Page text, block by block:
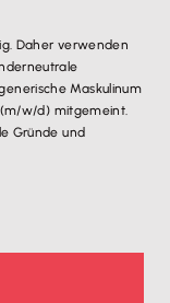
Daher verwenden
Maskulinum
(m/w/d) mitgemeint.
Gründe und